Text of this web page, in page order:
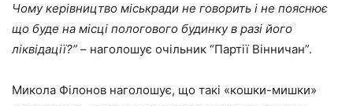
Чому керівництво міськради не говорить і не пояснює
що буде на місці пологового будинку в разі його
ліквідації?” – наголошує очільник “Партії Вінничан”.
Микола Філонов наголошує, що такі «кошки-мишки»